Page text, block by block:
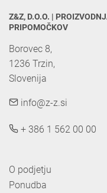
Z&Z, D.O.O. |
PRIPOMOČKOV
Borovec 8,
1236 Trzin,
Slovenija
info@z-z.si
+ 386 1 562 00 00
O podjetju
Ponudba